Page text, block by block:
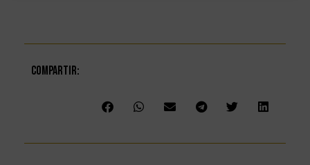
Compartir: